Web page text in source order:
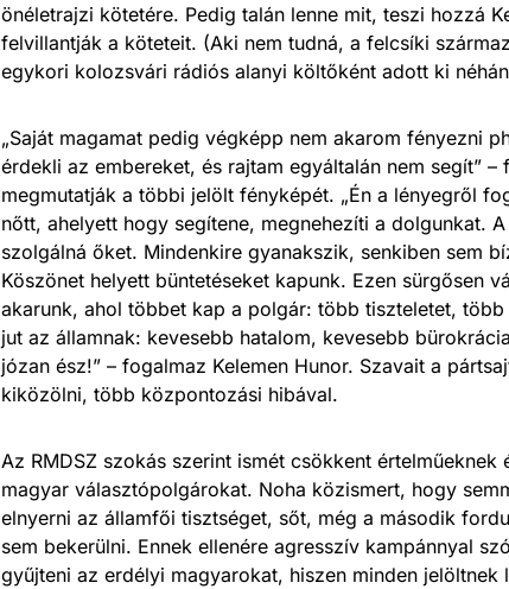
önéletrajzi kötetére. Pedig talán lenne mit, teszi hozzá
felvillantják a köteteit. (Aki nem tudná, a felcsíki
egykori kolozsvári rádiós alanyi költőként adott ki
„Saját magamat pedig végképp nem akarom fényezni
érdekli az embereket, és rajtam egyáltalán nem segít”
megmutatják a többi jelölt fényképét. „Én a lényegről
nőtt, ahelyett hogy segítene, megnehezíti a dolgunkat.
szolgálná őket. Mindenkire gyanakszik, senkiben sem
Köszönet helyett büntetéseket kapunk. Ezen sürgősen
akarunk, ahol többet kap a polgár: több tiszteletet,
jut az államnak: kevesebb hatalom, kevesebb
józan ész!” – fogalmaz Kelemen Hunor. Szavait a
kiközölni, több központozási hibával.
Az RMDSZ szokás szerint ismét csökkent
magyar választópolgárokat. Noha közismert, hogy
elnyerni az államfői tisztséget, sőt, még a második
sem bekerülni. Ennek ellenére agresszív kampánnyal
gyűjteni az erdélyi magyarokat, hiszen minden